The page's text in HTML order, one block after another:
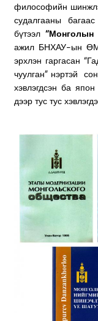
философийн
судалгааны
бүтээл “Монголын
ажил БНХАУ-ын
эрхлэн гаргасан
чуулган” нэртэй
хэвлэгдсэн ба
дээр тус тус